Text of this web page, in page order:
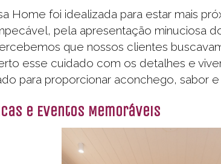
Home foi idealizada para estar mais
pela apresentação minuciosa
que nossos clientes
esse cuidado com os detalhes e
para proporcionar aconchego, sabor
e Eventos Memoráveis